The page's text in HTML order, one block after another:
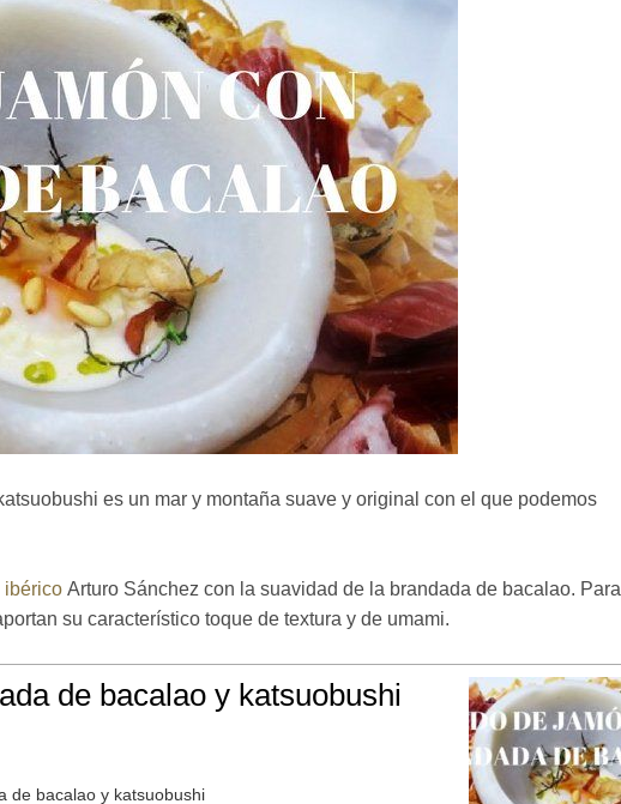
es un mar y montaña suave y original con el que podemos
ibérico Arturo Sánchez con la suavidad de la brandada de bacalao. Para
su característico toque de textura y de umami.
de bacalao y katsuobushi
de bacalao y katsuobushi